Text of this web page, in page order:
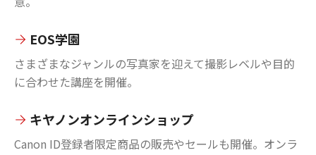
EOS学園
さまざまなジャンルの写真家を迎えて撮影レベルや目的
に合わせた講座を開催。
キヤノンオンラインショップ
Canon ID登録者限定商品の販売やセールも開催。オンラ